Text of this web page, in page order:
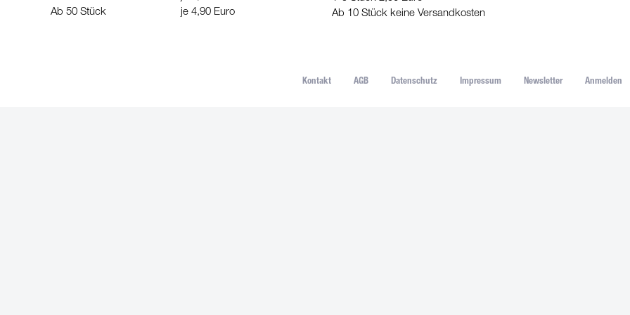
Ab 50 Stück
je 4,90 Euro
Ab 10 Stück keine Versandkosten
Kontakt AGB Datenschutz Impressum Newsletter Anmelden